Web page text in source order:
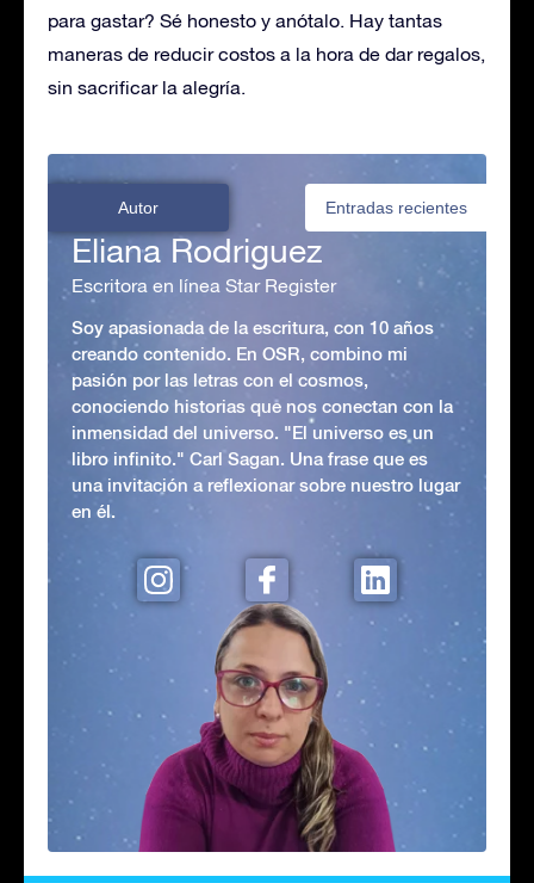
para gastar? Sé honesto y anótalo. Hay tantas
maneras de reducir costos a la hora de dar regalos,
sin sacrificar la alegría.
Autor Entradas recientes
Eliana Rodriguez
Escritora en línea Star Register
Soy apasionada de la escritura, con 10 años
creando contenido. En OSR, combino mi
pasión por las letras con el cosmos,
conociendo historias que nos conectan con la
inmensidad del universo. "El universo es un
libro infinito." Carl Sagan. Una frase que es
una invitación a reflexionar sobre nuestro lugar
en él.